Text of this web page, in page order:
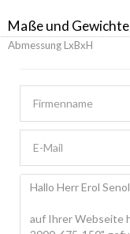
Maße und Gewichte
Abmessung LxBxH